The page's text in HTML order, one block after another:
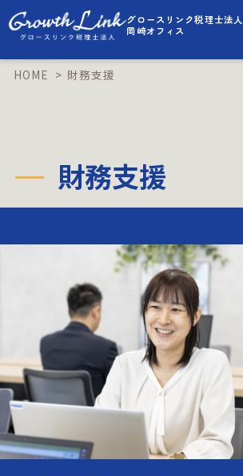
グロースリンク税理士法人
岡崎オフィス
事業内容
税理士顧問
財務支援
IPO支援
HOME 財務支援
財務支援